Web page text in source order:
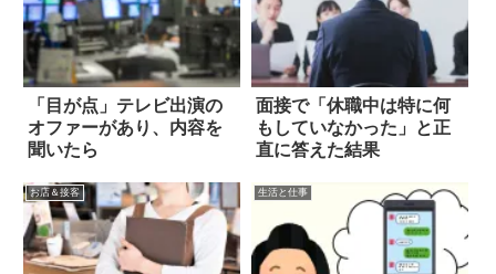
「目が点」テレビ出演の
オファーがあり、内容を
聞いたら
面接で「休職中は特に何
もしていなかった」と正
直に答えた結果
お店＆接客 生活と仕事